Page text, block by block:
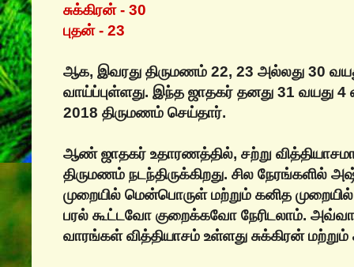
சுக்கிரன் - 30
புதன் - 23
ஆக, இவரது திருமணம் 22, 23 அல்லது 30
வாய்ப்புள்ளது. இந்த ஜாதகர் தனது 31 வயது
2018 திருமணம் செய்தார்.
ஆண் ஜாதகர் உதாரணத்தில், சற்று
திருமணம் நடந்திருக்கிறது. சில
முறையில் மென்பொருள் மற்றும் கனித முறையில்
பரல் கூட்டவோ குறைக்கவோ நேரிடலாம்.
வாரங்கள் வித்தியாசம் உள்ளது சுக்கிரன்